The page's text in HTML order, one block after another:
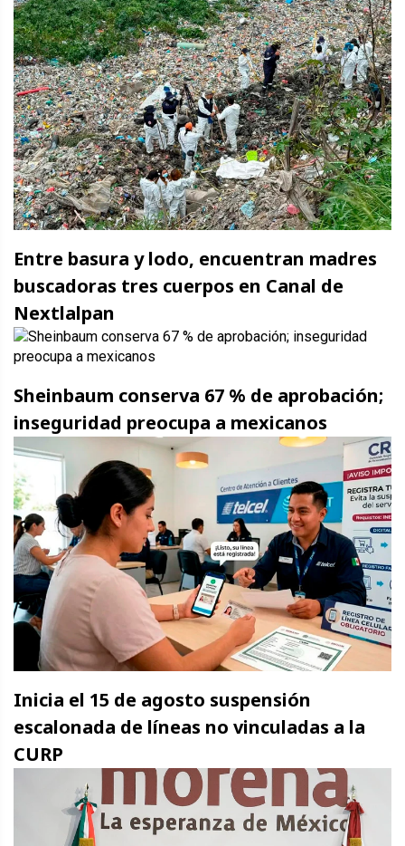
Entre basura y lodo, encuentran madres
buscadoras tres cuerpos en Canal de
Nextlalpan
Sheinbaum conserva 67 % de aprobación;
inseguridad preocupa a mexicanos
Inicia el 15 de agosto suspensión
escalonada de líneas no vinculadas a la
CURP